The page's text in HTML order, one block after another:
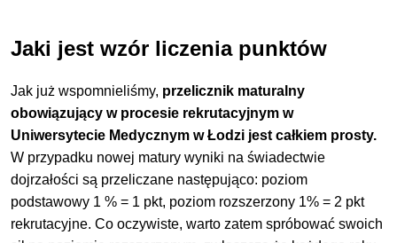
Jaki jest wzór liczenia punktów
Jak już wspomnieliśmy, przelicznik maturalny
obowiązujący w procesie rekrutacyjnym w
Uniwersytecie Medycznym w Łodzi jest całkiem prosty.
W przypadku nowej matury wyniki na świadectwie
dojrzałości są przeliczane następująco: poziom
podstawowy 1 % = 1 pkt, poziom rozszerzony 1% = 2 pkt
rekrutacyjne. Co oczywiste, warto zatem spróbować swoich